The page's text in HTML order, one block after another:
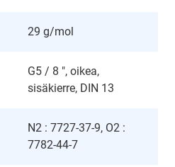
29 g/mol
G5 / 8 ", oikea,
sisäkierre, DIN 13
N2 : 7727-37-9, O2 :
7782-44-7